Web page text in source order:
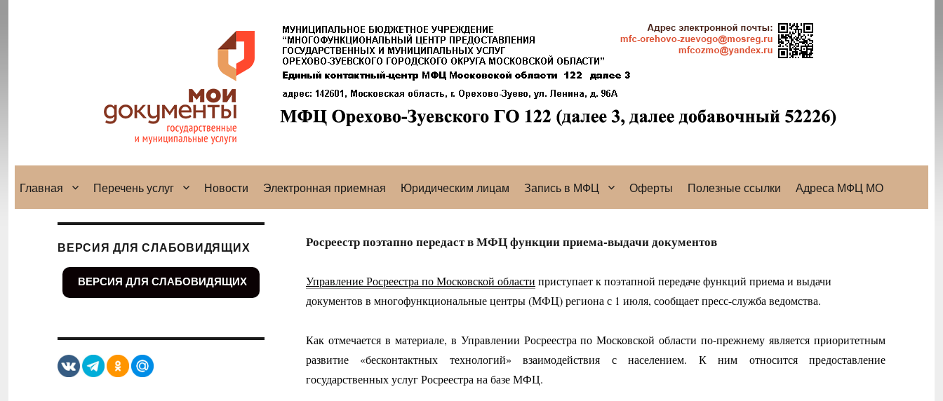
Главная Перечень услуг Новости Электронная приемная Юридическим лицам Запись в МФЦ Оферты Полезные ссылки Адреса МФЦ МО
Росреестр поэтапно передаст в МФЦ функции приема-выдачи документов
Управление Росреестра по Московской области приступает к поэтапной передаче функций приема и выдачи
документов в многофункциональные центры (МФЦ) региона с 1 июля, сообщает пресс-служба ведомства.
Как отмечается в материале, в Управлении Росреестра по Московской области по-прежнему является приоритетным
развитие «бесконтактных технологий» взаимодействия с населением. К ним относится предоставление
государственных услуг Росреестра на базе МФЦ.
ВЕРСИЯ ДЛЯ СЛАБОВИДЯЩИХ
ВЕРСИЯ ДЛЯ СЛАБОВИДЯЩИХ